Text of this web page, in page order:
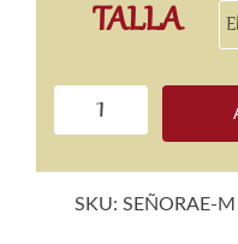
TALLA
Camiseta
cantidad
SKU: SEÑORAE-M